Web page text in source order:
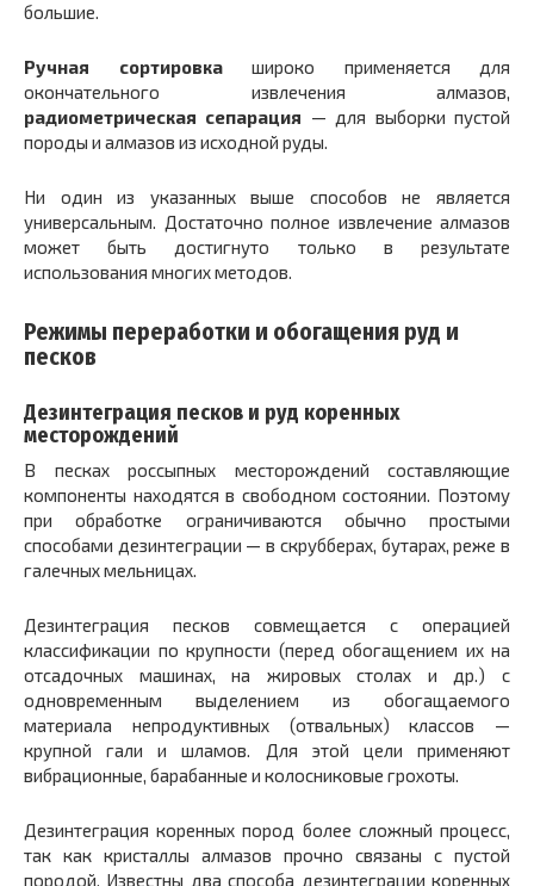
большие.
Ручная сортировкашироко применяется для
окончательного извлечения алмазов,
радиометрическая сепарация — для выборки пустой
породы и алмазов из исходной руды.
Ни один из указанных выше способов не является
универсальным. Достаточно полное извлечение алмазов
может быть достигнуто только в результате
использования многих методов.
Режимы переработки и обогащения руд и
песков
Дезинтеграция песков и руд коренных
месторождений
В песках россыпных месторождений составляющие
компоненты находятся в свободном состоянии. Поэтому
при обработке ограничиваются обычно простыми
способами дезинтеграции — в скрубберах, бутарах, реже в
галечных мельницах.
Дезинтеграция песков совмещается с операцией
классификации по крупности (перед обогащением их на
отсадочных машинах, на жировых столах и др.) с
одновременным выделением из обогащаемого
материала непродуктивных (отвальных) классов —
крупной гали и шламов. Для этой цели применяют
вибрационные, барабанные и колосниковые грохоты.
Дезинтеграция коренных пород более сложный процесс,
так как кристаллы алмазов прочно связаны с пустой
породой. Известны два способа дезинтеграции коренных